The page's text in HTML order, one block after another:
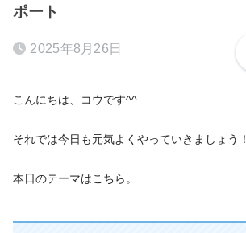
ポート
2025年8月26日
こんにちは、コウです^^
それでは今日も元気よくやっていきましょう！
本日のテーマはこちら。